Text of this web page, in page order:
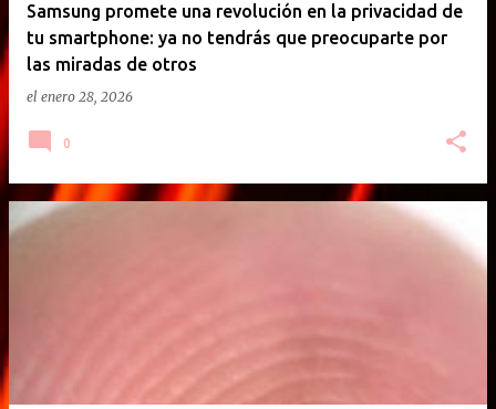
Samsung promete una revolución en la privacidad de
tu smartphone: ya no tendrás que preocuparte por
las miradas de otros
el enero 28, 2026
0